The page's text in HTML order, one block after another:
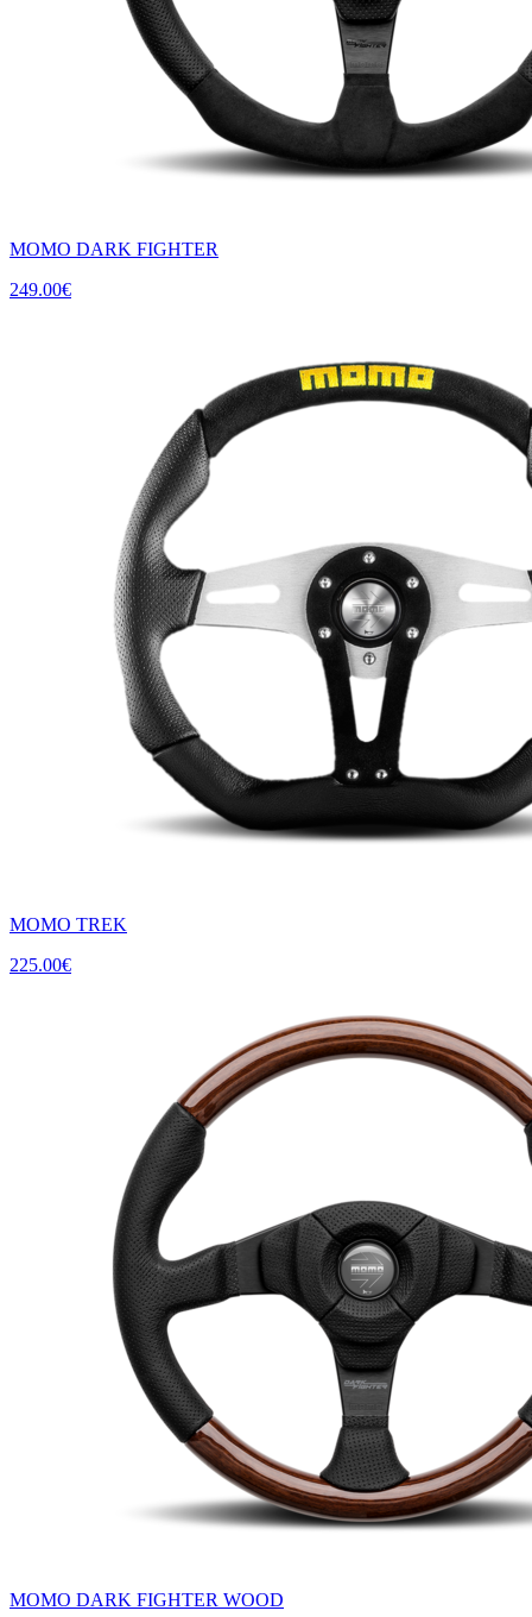
MOMO DARK FIGHTER
249.00€
MOMO TREK
225.00€
MOMO DARK FIGHTER WOOD